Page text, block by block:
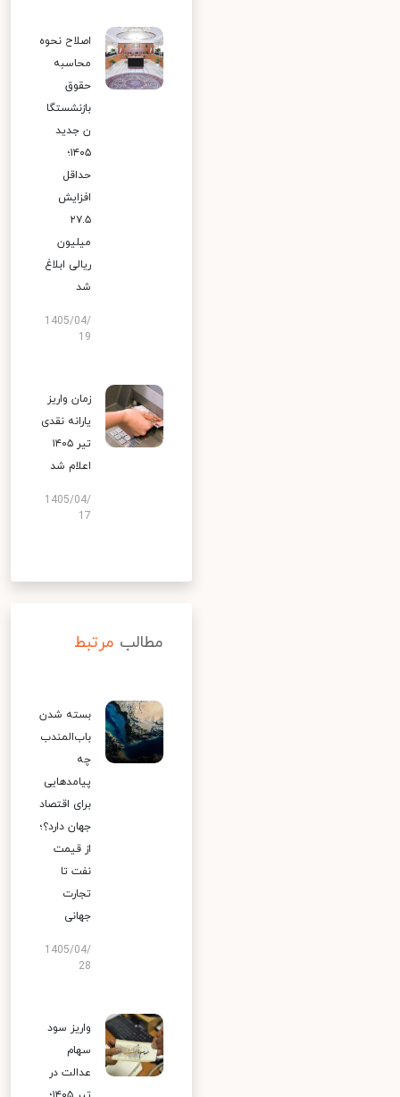
اصلاح نحوه
محاسبه
حقوق
بازنشستگا
ن جدید
۱۴۰۵؛
حداقل
افزایش
۲۷.۵
میلیون
ریالی ابلاغ
شد
1405/04/
19
زمان واریز
یارانه نقدی
تیر ۱۴۰۵
اعلام شد
1405/04/
17
مطالب مرتبط
بسته شدن
باب‌المندب
چه
پیامدهایی
برای اقتصاد
جهان دارد؟؛
از قیمت
نفت تا
تجارت
جهانی
1405/04/
28
واریز سود
سهام
عدالت در